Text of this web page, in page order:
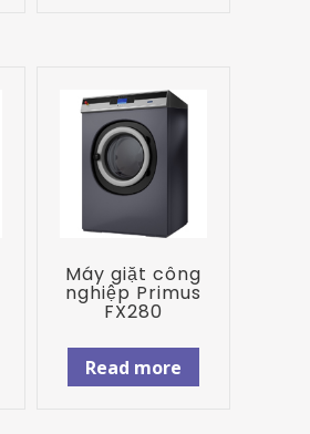
Máy giặt công
nghiệp Primus
FX280
Read more